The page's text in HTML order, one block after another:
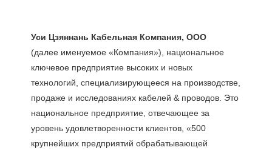
(далее именуемое «Компания»), национальное
ключевое предприятие высоких и новых
технологий, специализирующееся на производстве,
продаже и исследованиях кабелей & проводов. Это
национальное предприятие, отвечающее за
уровень удовлетворенности клиентов, «500
крупнейших предприятий обрабатывающей